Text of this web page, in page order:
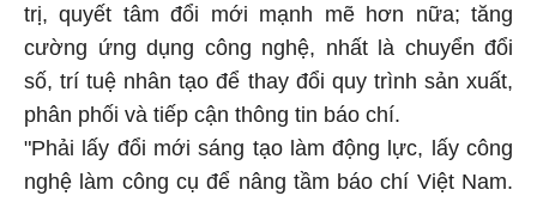
trị, quyết tâm đổi mới mạnh mẽ hơn nữa; tăng
cường ứng dụng công nghệ, nhất là chuyển đổi
số, trí tuệ nhân tạo để thay đổi quy trình sản xuất,
phân phối và tiếp cận thông tin báo chí.
"Phải lấy đổi mới sáng tạo làm động lực, lấy công
nghệ làm công cụ để nâng tầm báo chí Việt Nam.